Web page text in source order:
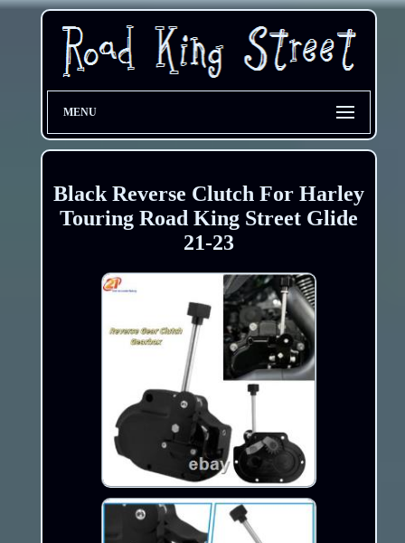
MENU
Black Reverse Clutch For Harley
Touring Road King Street Glide
21-23